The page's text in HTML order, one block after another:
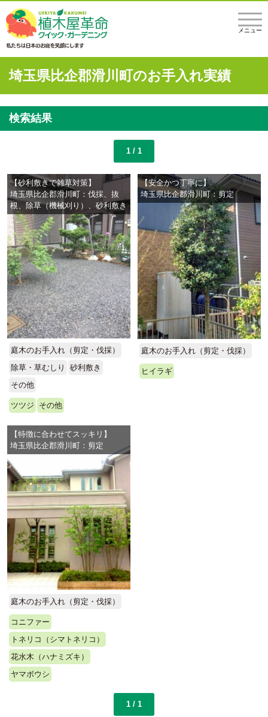
メニュー
埼玉県比企郡滑川町のお手入れ実績
検索結果
1 / 1
【砂利敷きで雑草対策】
埼玉県比企郡滑川町：伐採、抜
根、除草（機械刈り）、砂利敷き
庭木のお手入れ（剪定・伐採）
除草・草むしり
砂利敷き
その他
ツツジ その他
【安全かつ丁寧に】
埼玉県比企郡滑川町：剪定
庭木のお手入れ（剪定・伐採）
ヒイラギ
【特徴に合わせてスッキリ】
埼玉県比企郡滑川町：剪定
庭木のお手入れ（剪定・伐採）
コニファー
トネリコ（シマトネリコ）
花水木（ハナミズキ）
ヤマボウシ
1 / 1